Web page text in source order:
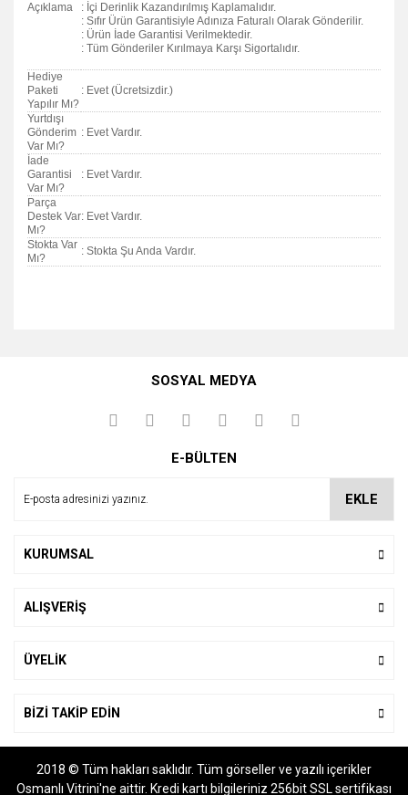
Açıklama
: İçi Derinlik Kazandırılmış Kaplamalıdır.
: Sıfır Ürün Garantisiyle Adınıza Faturalı Olarak Gönderilir.
: Ürün İade Garantisi Verilmektedir.
: Tüm Gönderiler Kırılmaya Karşı Sigortalıdır.
Hediye
Paketi
Yapılır Mı?
: Evet (Ücretsizdir.)
Yurtdışı
Gönderim
Var Mı?
: Evet Vardır.
İade
Garantisi
Var Mı?
: Evet Vardır.
Parça
Destek Var
Mı?
: Evet Vardır.
Stokta Var
Mı?
: Stokta Şu Anda Vardır.
kullanarak tarafımıza iletebilirsiniz.
Görüş ve önerileriniz için teşekkür ederiz.
Ürün açıklamasında eksik bilgiler bulunuyor.
SOSYAL MEDYA
E-BÜLTEN
EKLE
KURUMSAL
ALIŞVERİŞ
ÜYELİK
BİZİ TAKİP EDİN
2018 © Tüm hakları saklıdır. Tüm görseller ve yazılı içerikler
Osmanlı Vitrini'ne aittir. Kredi kartı bilgileriniz 256bit SSL sertifikası